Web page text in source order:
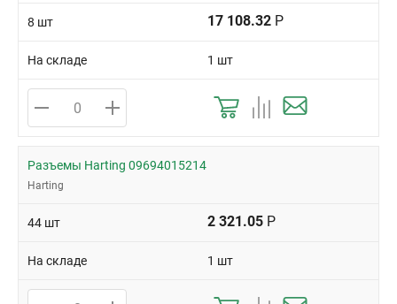
8 шт 17 108.32 Р
На складе 1 шт
Разъемы Harting 09694015214
Harting
44 шт 2 321.05 Р
На складе 1 шт